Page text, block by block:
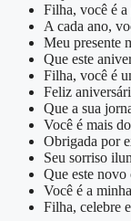
Filha, você é a
A cada ano,
Meu presente
Que este
Filha, você é
Feliz
Que a sua
Você é mais
Obrigada por
Seu sorriso
Que este
Você é a
Filha, celebre